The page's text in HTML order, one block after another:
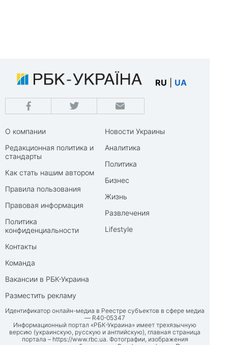
RU UA
О компании
Редакционная политика и
стандарты
Как стать нашим автором
Правила пользования
Правовая информация
Политика
конфиденциальности
Контакты
Команда
Вакансии в РБК-Украина
Разместить рекламу
Новости Украины
Аналитика
Политика
Бизнес
Жизнь
Развлечения
Lifestyle
Идентификатор онлайн-медиа в Реестре субъектов в сфере медиа
— R40-05347
Информационный портал «РБК-Украина» имеет трехязычную
версию (украинскую, русскую и английскую), главная страница
портала – https://www.rbc.ua. Фотографии, изображения